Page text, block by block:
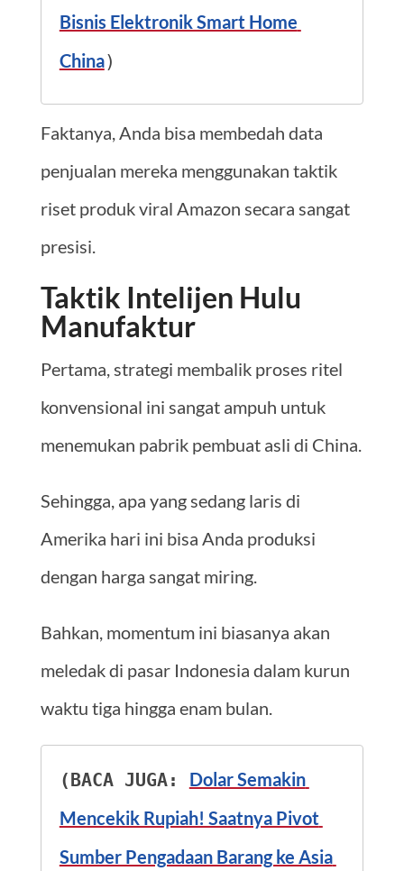
Bisnis Elektronik Smart Home
China)
Faktanya, Anda bisa membedah data
penjualan mereka menggunakan taktik
riset produk viral Amazon secara sangat
presisi.
Taktik Intelijen Hulu
Manufaktur
Pertama, strategi membalik proses ritel
konvensional ini sangat ampuh untuk
menemukan pabrik pembuat asli di China.
Sehingga, apa yang sedang laris di
Amerika hari ini bisa Anda produksi
dengan harga sangat miring.
Bahkan, momentum ini biasanya akan
meledak di pasar Indonesia dalam kurun
waktu tiga hingga enam bulan.
(BACA JUGA: Dolar Semakin
Mencekik Rupiah! Saatnya Pivot
Sumber Pengadaan Barang ke Asia